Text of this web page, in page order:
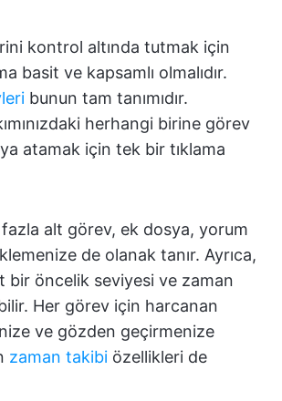
kontrol altında tutmak için
basit ve kapsamlı olmalıdır.
bunun tam tanımıdır.
herhangi birine görev
atamak için tek bir tıklama
fazla alt görev, ek dosya, yorum
de olanak tanır. Ayrıca,
bir öncelik seviyesi ve zaman
Her görev için harcanan
ve gözden geçirmenize
zaman takibi özellikleri de